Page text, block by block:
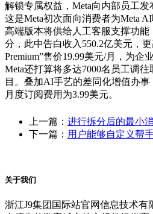
解锁专属权益，Meta向内部员工发
这是Meta初次面向消费者为Meta
高端版本将供给人工客服支撑功能
分，此中告白收入550.2亿美元，更
Premium”售价19.99美元/月，为企
Meta还打算将多达7000名员工调
目。叠加AI手艺的差同化增值办事
月度订阅费用为3.99美元。
上一篇： 进行拆分后的最小
下一篇： 用户能够自定义帮
关于我们
浙江J9集团国际站官网信息技术有